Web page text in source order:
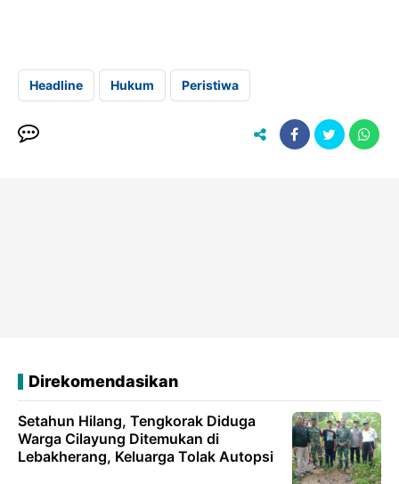
Headline Hukum Peristiwa
Direkomendasikan
Setahun Hilang, Tengkorak Diduga
Warga Cilayung Ditemukan di
Lebakherang, Keluarga Tolak Autopsi